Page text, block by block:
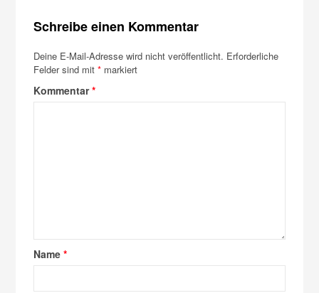
Schreibe einen Kommentar
Deine E-Mail-Adresse wird nicht veröffentlicht. Erforderliche
Felder sind mit* markiert
Kommentar*
Name*